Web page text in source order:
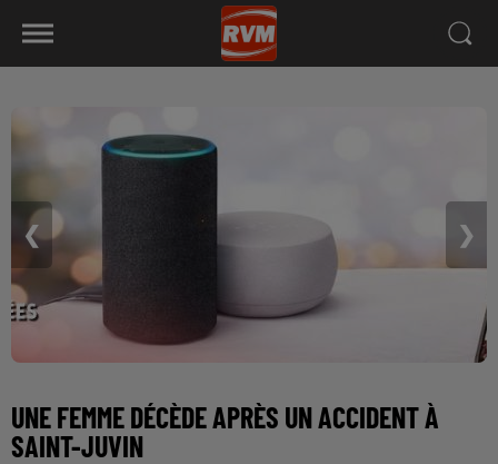
❮ ❯
UNE FEMME DÉCÈDE APRÈS UN ACCIDENT À
SAINT-JUVIN